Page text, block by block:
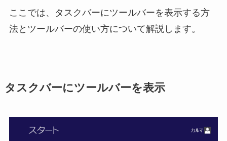
ここでは、タスクバーにツールバーを表示する方
法とツールバーの使い方について解説します。
タスクバーにツールバーを表示